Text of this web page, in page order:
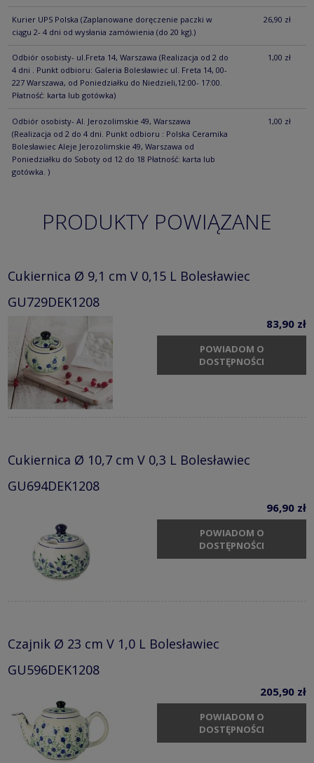
Kurier UPS Polska (Zaplanowane doręczenie paczki w
ciągu 2- 4 dni od wysłania zamówienia (do 20 kg).)
26,90 zł
Odbiór osobisty- ul.Freta 14, Warszawa (Realizacja od 2 do
4 dni . Punkt odbioru: Galeria Bolesławiec ul. Freta 14, 00-
227 Warszawa, od Poniedziałku do Niedzieli,12:00- 17:00.
Płatność: karta lub gotówka)
1,00 zł
Odbiór osobisty- Al. Jerozolimskie 49, Warszawa
(Realizacja od 2 do 4 dni. Punkt odbioru : Polska Ceramika
Bolesławiec Aleje Jerozolimskie 49, Warszawa od
Poniedziałku do Soboty od 12 do 18 Płatność: karta lub
gotówka. )
1,00 zł
PRODUKTY POWIĄZANE
Cukiernica Ø 9,1 cm V 0,15 L Bolesławiec
GU729DEK1208
83,90 zł
POWIADOM O
DOSTĘPNOŚCI
Cukiernica Ø 10,7 cm V 0,3 L Bolesławiec
GU694DEK1208
96,90 zł
POWIADOM O
DOSTĘPNOŚCI
Czajnik Ø 23 cm V 1,0 L Bolesławiec
GU596DEK1208
205,90 zł
POWIADOM O
DOSTĘPNOŚCI